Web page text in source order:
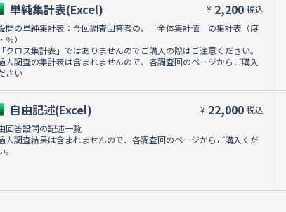
単純集計表(Excel) ¥ 2,200 税込
問の単純集計表：今回調査回答者の、「全体集計値」の集計表（度
％）
ロス集計表」ではありませんのでご購入の際はご注意ください。
調査の集計表は含まれませんので、各調査回のページからご購入
さい
自由記述(Excel) ¥ 22,000 税込
回答設問の記述一覧
去調査結果は含まれませんので、各調査回のページからご購入くだ
。